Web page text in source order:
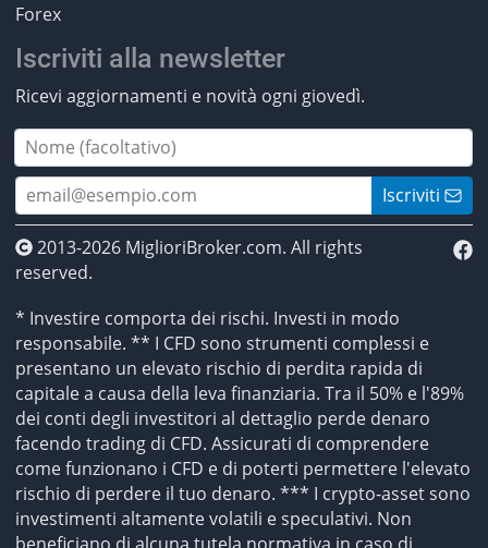
Forex
Iscriviti alla newsletter
Ricevi aggiornamenti e novità ogni giovedì.
Iscriviti
2013-2026 MiglioriBroker.com. All rights
reserved.
* Investire comporta dei rischi. Investi in modo
responsabile. ** I CFD sono strumenti complessi e
presentano un elevato rischio di perdita rapida di
capitale a causa della leva finanziaria. Tra il 50% e l'89%
dei conti degli investitori al dettaglio perde denaro
facendo trading di CFD. Assicurati di comprendere
come funzionano i CFD e di poterti permettere l'elevato
rischio di perdere il tuo denaro. *** I crypto-asset sono
investimenti altamente volatili e speculativi. Non
beneficiano di alcuna tutela normativa in caso di